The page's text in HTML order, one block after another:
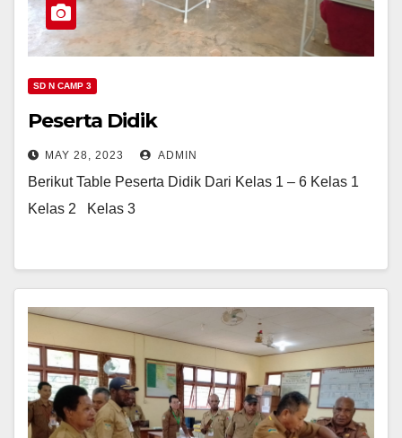
SD N CAMP 3
Peserta Didik
MAY 28, 2023 ADMIN
Berikut Table Peserta Didik Dari Kelas 1 – 6 Kelas 1
Kelas 2 Kelas 3